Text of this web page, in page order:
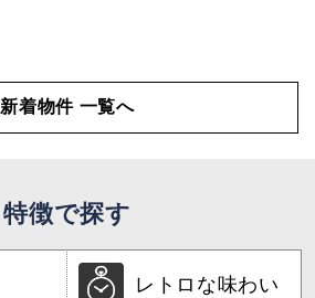
新着物件 一覧へ
特徴で探す
レトロな味わい